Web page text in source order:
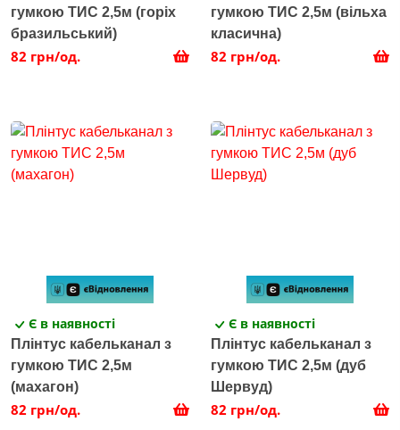
гумкою ТИС 2,5м (горіх
бразильський)
82 грн/од.
гумкою ТИС 2,5м (вільха
класична)
82 грн/од.
Є в наявності
Плінтус кабельканал з
гумкою ТИС 2,5м
(махагон)
82 грн/од.
Є в наявності
Плінтус кабельканал з
гумкою ТИС 2,5м (дуб
Шервуд)
82 грн/од.